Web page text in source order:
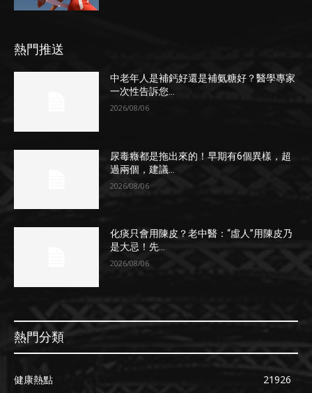
熱門推送
中老年人是補鈣好還是補氨糖好？醫學專家
一次性告訴您...
2026/08/06
尿毒癥都是拖出來的！早期有6個異樣，超
過兩個，建議...
2026/08/06
化痰只會用陳皮？老中醫：“虛人”用陳皮乃
是大忌！先...
2026/08/06
熱門分類
健康熱點
21926